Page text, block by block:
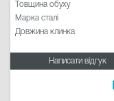
Товщина обуху
Марка сталі
Довжина клинка
Написати відгук